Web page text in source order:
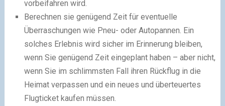
vorbeifahren wird.
Berechnen sie genügend Zeit für eventuelle
Überraschungen wie Pneu- oder Autopannen. Ein
solches Erlebnis wird sicher im Erinnerung bleiben,
wenn Sie genügend Zeit eingeplant haben – aber nicht,
wenn Sie im schlimmsten Fall ihren Rückflug in die
Heimat verpassen und ein neues und überteuertes
Flugticket kaufen müssen.